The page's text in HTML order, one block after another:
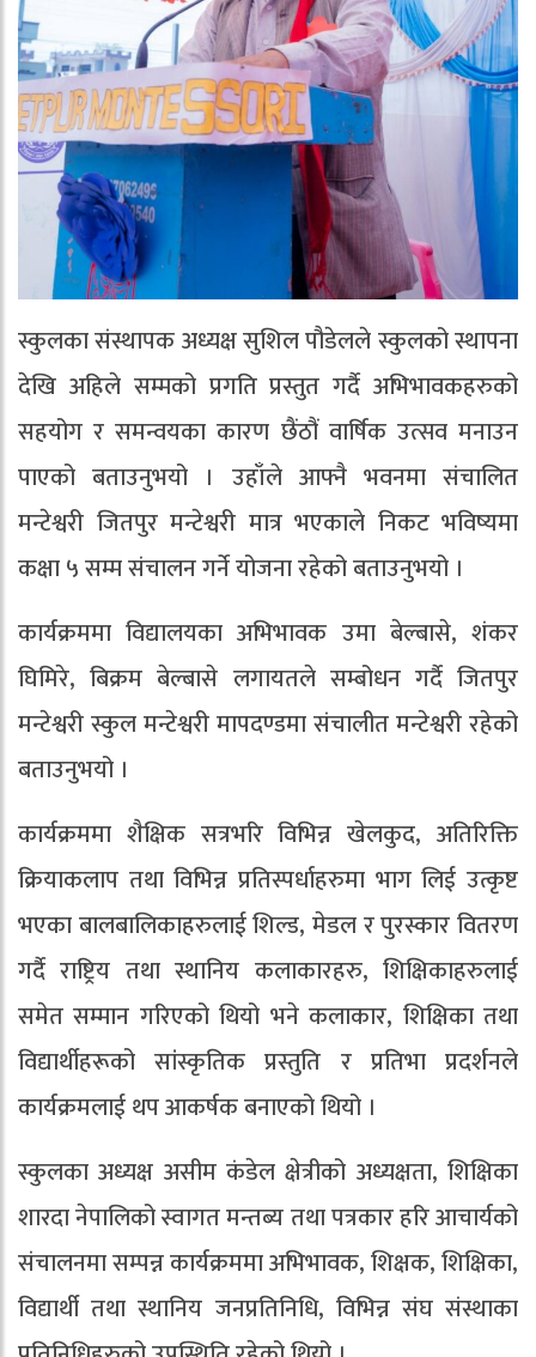
स्कुलका संस्थापक अध्यक्ष सुशिल पौडेलले स्कुलको स्थापना
देखि अहिले सम्मको प्रगति प्रस्तुत गर्दै अभिभावकहरुको
सहयोग र समन्वयका कारण छैंठौं वार्षिक उत्सव मनाउन
पाएको बताउनुभयो । उहाँले आफ्नै भवनमा संचालित
मन्टेश्वरी जितपुर मन्टेश्वरी मात्र भएकाले निकट भविष्यमा
कक्षा ५ सम्म संचालन गर्ने योजना रहेको बताउनुभयो ।
कार्यक्रममा विद्यालयका अभिभावक उमा बेल्बासे, शंकर
घिमिरे, बिक्रम बेल्बासे लगायतले सम्बोधन गर्दै जितपुर
मन्टेश्वरी स्कुल मन्टेश्वरी मापदण्डमा संचालीत मन्टेश्वरी रहेको
बताउनुभयो ।
कार्यक्रममा शैक्षिक सत्रभरि विभिन्न खेलकुद, अतिरिक्ति
क्रियाकलाप तथा विभिन्न प्रतिस्पर्धाहरुमा भाग लिई उत्कृष्ट
भएका बालबालिकाहरुलाई शिल्ड, मेडल र पुरस्कार वितरण
गर्दै राष्ट्रिय तथा स्थानिय कलाकारहरु, शिक्षिकाहरुलाई
समेत सम्मान गरिएको थियो भने कलाकार, शिक्षिका तथा
विद्यार्थीहरूको सांस्कृतिक प्रस्तुति र प्रतिभा प्रदर्शनले
कार्यक्रमलाई थप आकर्षक बनाएको थियो ।
स्कुलका अध्यक्ष असीम कंडेल क्षेत्रीको अध्यक्षता, शिक्षिका
शारदा नेपालिको स्वागत मन्तब्य तथा पत्रकार हरि आचार्यको
संचालनमा सम्पन्न कार्यक्रममा अभिभावक, शिक्षक, शिक्षिका,
विद्यार्थी तथा स्थानिय जनप्रतिनिधि, विभिन्न संघ संस्थाका